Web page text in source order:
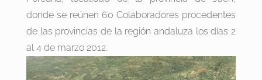
donde se reúnen 60 Colaboradores procedentes
de las provincias de la región andaluza los días 2
al 4 de marzo 2012.